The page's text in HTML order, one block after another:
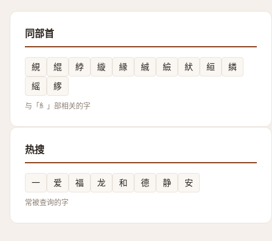
同部首
絸 緄 綍 縼 縁 絾 䌞 紎 絙
繗
䌊
䋾
与「糹」部相关的字
热搜
一 爱 福 龙 和 德 静 安
常被查询的字